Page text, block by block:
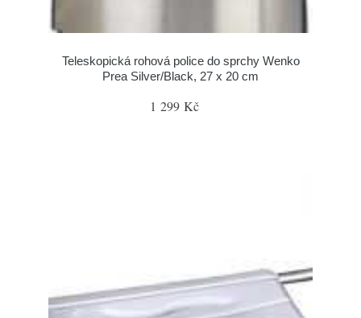
Teleskopická rohová police do sprchy Wenko
Prea Silver/Black, 27 x 20 cm
1 299 Kč